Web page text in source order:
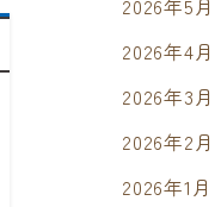
2026年5月
2026年4月
2026年3月
2026年2月
2026年1月